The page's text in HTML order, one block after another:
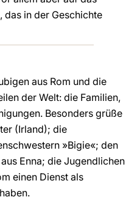
das in der Geschichte
aus Rom und die
der Welt: die Familien,
Besonders grüße
(Irland); die
»Bigie«; den
Enna; die Jugendlichen
einen Dienst als